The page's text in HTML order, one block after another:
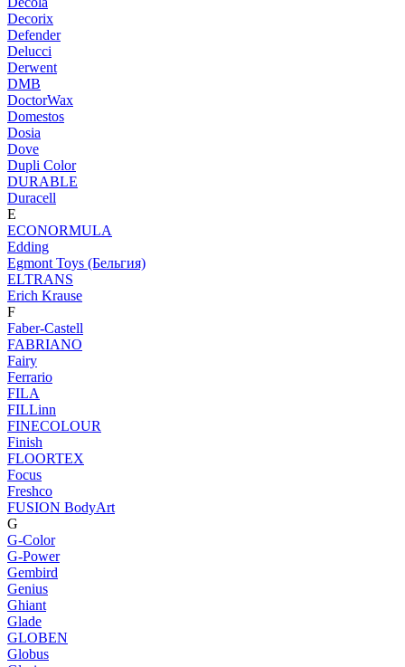
Decorix
Defender
Delucci
Derwent
DMB
DoctorWax
Domestos
Dosia
Dove
Dupli Color
DURABLE
Duracell
E
ECONORMULA
Edding
Egmont Toys (Бельгия)
ELTRANS
Erich Krause
F
Faber-Castell
FABRIANO
Fairy
Ferrario
FILA
FILLinn
FINECOLOUR
Finish
FLOORTEX
Focus
Freshco
FUSION BodyArt
G
G-Color
G-Power
Gembird
Genius
Ghiant
Glade
GLOBEN
Globus